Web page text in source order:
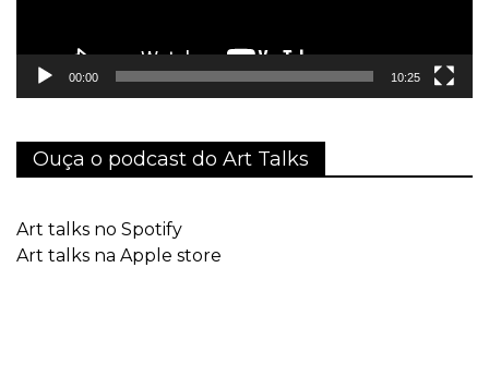
00:00 10:25
Ouça o podcast do Art Talks
Art talks no Spotify
Art talks na Apple store